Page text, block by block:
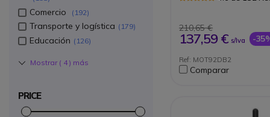
horas
Pack incluye 2
potentes de 1300
210,65 €
137,59 € s/Iva -
Ref: MOT92DB2
Comparar
Comercio 192
Transporte y logística 179
Educación 126
Mostrar ( 4 ) más
PRICE